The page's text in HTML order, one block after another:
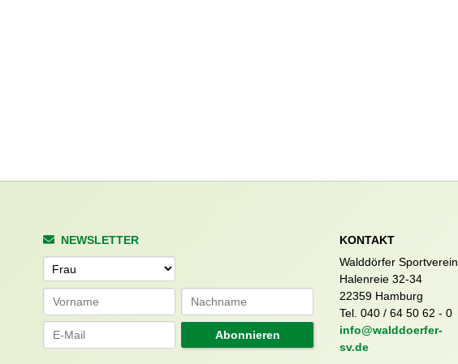
NEWSLETTER
Anrede
Abonnieren
KONTAKT
Walddörfer Sportverein
Halenreie 32-34
22359 Hamburg
Tel. 040 / 64 50 62 - 0
info@walddoerfer-
sv.de